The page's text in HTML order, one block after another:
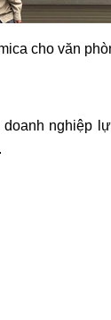
cho văn
nghiệp